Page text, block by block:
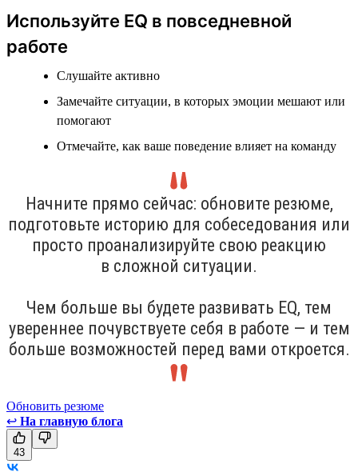
Используйте EQ в повседневной
работе
Слушайте активно
Замечайте ситуации, в которых эмоции мешают или
помогают
Отмечайте, как ваше поведение влияет на команду
Начните прямо сейчас: обновите резюме,
подготовьте историю для собеседования или
просто проанализируйте свою реакцию
в сложной ситуации.
Чем больше вы будете развивать EQ, тем
увереннее почувствуете себя в работе — и тем
больше возможностей перед вами откроется.
Обновить резюме
↩ На главную блога
43